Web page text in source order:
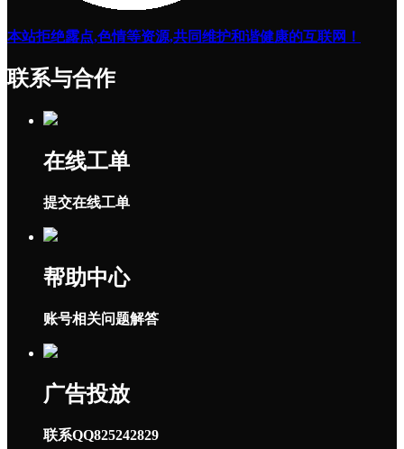
本站拒绝露点,色情等资源,共同维护和谐健康的互联网！
联系与合作
在线工单
提交在线工单
帮助中心
账号相关问题解答
广告投放
联系QQ825242829